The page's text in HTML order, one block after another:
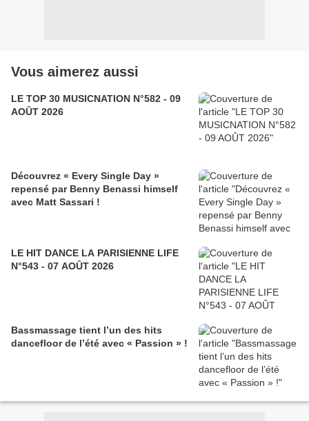
Vous aimerez aussi
LE TOP 30 MUSICNATION N°582 - 09
AOÛT 2026
Découvrez « Every Single Day »
repensé par Benny Benassi himself
avec Matt Sassari !
LE HIT DANCE LA PARISIENNE LIFE
N°543 - 07 AOÛT 2026
Bassmassage tient l’un des hits
dancefloor de l’été avec « Passion » !